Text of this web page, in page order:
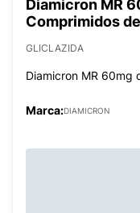
Diamicron MR
Comprimidos
GLICLAZIDA
Diamicron MR 60mg
Marca:DIAMICRON